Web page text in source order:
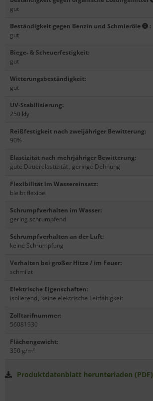
gut
Beständigkeit gegen Benzin und Schmieröle
:
gut
Biege- & Scheuerfestigkeit:
gut
Witterungsbeständigkeit:
gut
UV-Stabilisierung:
250 kly
Reißfestigkeit nach zweijähriger Bewitterung:
90%
Elastizität nach mehrjähriger Bewitterung:
gute Dauerelastizität, geringe Dehnung
Flexibilität im Wassereinsatz:
bleibt flexibel
Schrumpfverhalten im Wasser:
gering schrumpfend
Schrumpfverhalten an der Luft:
keine Schrumpfung
Verhalten bei großer Hitze / im Feuer:
schmilzt
Elektrische Eigenschaften:
isolierend, keine elektrische Leitfähigkeit
Zolltarifnummer:
56081930
Flächengewicht:
350 g/m²
Produktdatenblatt herunterladen (PDF)